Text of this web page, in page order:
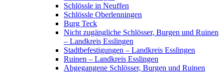
Schlössle in Neuffen
Schlössle Oberlenningen
Burg Teck
Nicht zugängliche Schlösser, Burgen und Ruinen
– Landkreis Esslingen
Stadtbefestigungen – Landkreis Esslingen
Ruinen – Landkreis Esslingen
Abgegangene Schlösser, Burgen und Ruinen